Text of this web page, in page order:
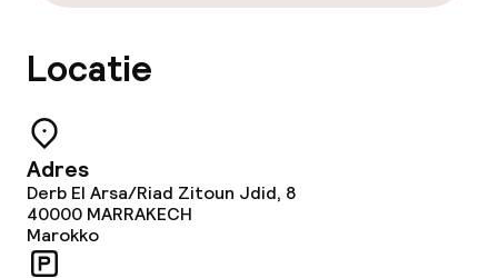
Eet- en drinkgelegenheden
Bar
Eet- en drinkdiensten
Locatie
Adres
Derb El Arsa/Riad Zitoun Jdid, 8
40000 MARRAKECH
Marokko